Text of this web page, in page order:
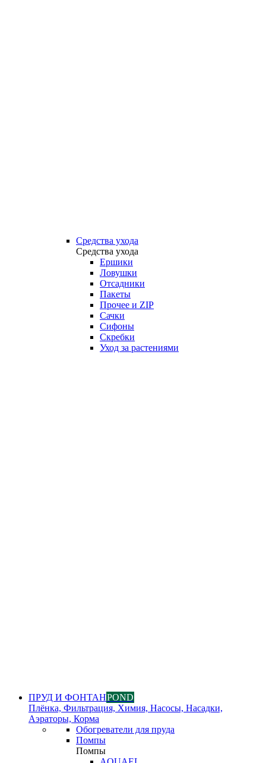
Средства ухода
Средства ухода
Ершики
Ловушки
Отсадники
Пакеты
Прочее и ZIP
Сачки
Сифоны
Скребки
Уход за растениями
ПРУД И ФОНТАНPOND
Плёнка, Фильтрация, Химия, Насосы, Насадки,
Аэраторы, Корма
Обогреватели для пруда
Помпы
Помпы